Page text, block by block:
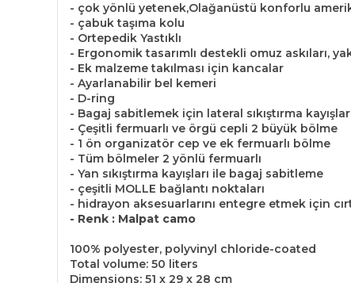
- çok yönlü yetenek,Olağanüstü konforlu
- çabuk taşıma kolu
- Ortepedik Yastıklı
- Ergonomik tasarımlı destekli omuz askıları,
- Ek malzeme takılması için kancalar
- Ayarlanabilir bel kemeri
- D-ring
- Bagaj sabitlemek için lateral sıkıştırma
- Çeşitli fermuarlı ve örgü cepli 2 büyük bölme
- 1 ön organizatör cep ve ek fermuarlı bölme
- Tüm bölmeler 2 yönlü fermuarlı
- Yan sıkıştırma kayışları ile bagaj sabitleme
- çeşitli MOLLE bağlantı noktaları
- hidrayon aksesuarlarını entegre etmek için
- Renk : Malpat camo
100% polyester, polyvinyl chloride-coated
Total volume: 50 liters
Dimensions: 51 x 29 x 28 cm